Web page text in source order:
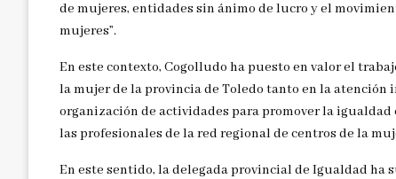
de mujeres, entidades sin ánimo de lucro y el
mujeres”.
En este contexto, Cogolludo ha puesto en valor el
la mujer de la provincia de Toledo tanto en la
organización de actividades para promover la
las profesionales de la red regional de centros de la
En este sentido, la delegada provincial de Igualdad ha